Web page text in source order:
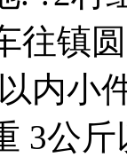
往镇
内小
3公